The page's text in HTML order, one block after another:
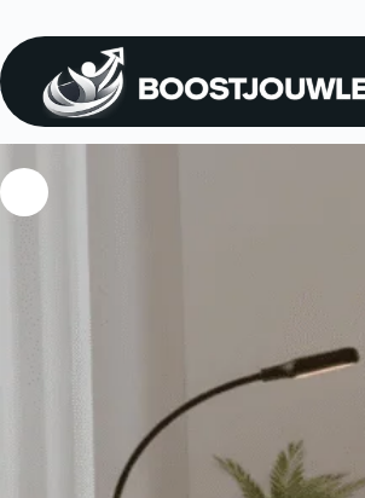
Home Energie & Gezondheid lampen